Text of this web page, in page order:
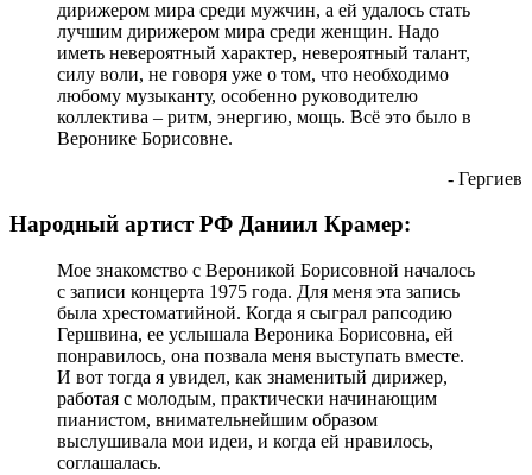
дирижером мира среди мужчин, а ей удалось стать
лучшим дирижером мира среди женщин. Надо
иметь невероятный характер, невероятный талант,
силу воли, не говоря уже о том, что необходимо
любому музыканту, особенно руководителю
коллектива – ритм, энергию, мощь. Всё это было в
Веронике Борисовне.
- Гергиев
Народный артист РФ Даниил Крамер:
Мое знакомство с Вероникой Борисовной началось
с записи концерта 1975 года. Для меня эта запись
была хрестоматийной. Когда я сыграл рапсодию
Гершвина, ее услышала Вероника Борисовна, ей
понравилось, она позвала меня выступать вместе.
И вот тогда я увидел, как знаменитый дирижер,
работая с молодым, практически начинающим
пианистом, внимательнейшим образом
выслушивала мои идеи, и когда ей нравилось,
соглашалась.